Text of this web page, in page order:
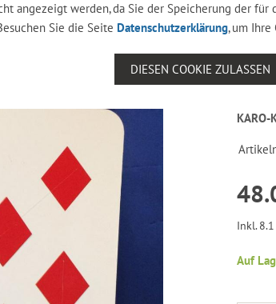
angezeigt werden, da Sie der Speicherung der
Sie die Seite Datenschutzerklärung, um Ihre
DIESEN COOKIE ZULASSEN
KARO-
Inkl.
Auf